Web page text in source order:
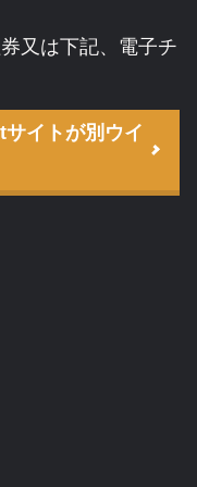
又は下記、電子チ
イトが別ウイ